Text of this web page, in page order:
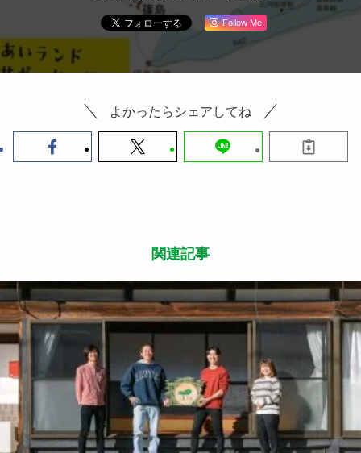
Follow Me
よかったらシェアしてね
関連記事